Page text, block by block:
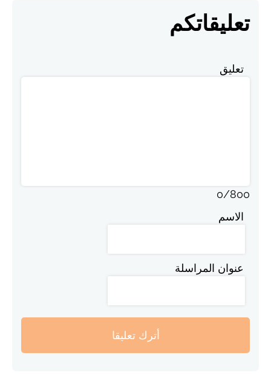
تعليقاتكم
تعليق
0/800
الاسم
عنوان المراسلة
أترك تعليقا